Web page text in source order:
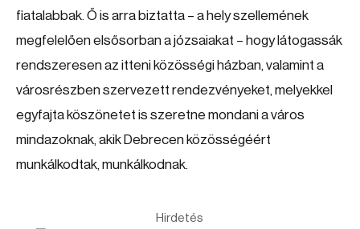
fiatalabbak. Ő is arra biztatta – a hely szellemének
megfelelően elsősorban a józsaiakat – hogy látogassák
rendszeresen az itteni közösségi házban, valamint a
városrészben szervezett rendezvényeket, melyekkel
egyfajta köszönetet is szeretne mondani a város
mindazoknak, akik Debrecen közösségéért
munkálkodtak, munkálkodnak.
Hirdetés